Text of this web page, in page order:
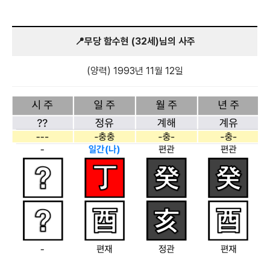
📍무당 함수현 (32세)님의 사주
(양력) 1993년 11월 12일